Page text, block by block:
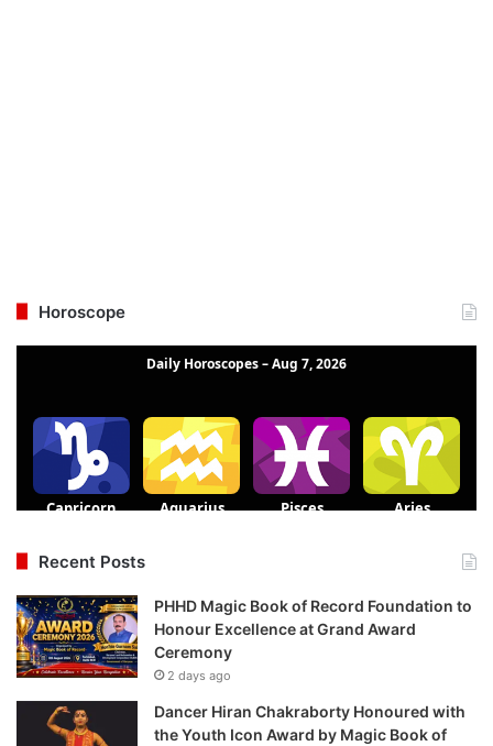
Horoscope
Recent Posts
PHHD Magic Book of Record Foundation to
Honour Excellence at Grand Award
Ceremony
2 days ago
Dancer Hiran Chakraborty Honoured with
the Youth Icon Award by Magic Book of